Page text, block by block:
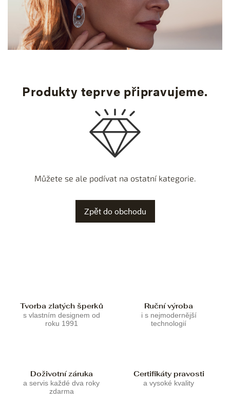
Produkty teprve připravujeme.
Můžete se ale podívat na ostatní kategorie.
Zpět do obchodu
Tvorba zlatých šperků
s vlastním designem od
roku 1991
Ruční výroba
i s nejmodernější
technologií
Doživotní záruka
a servis každé dva roky
zdarma
Certifikáty pravosti
a vysoké kvality